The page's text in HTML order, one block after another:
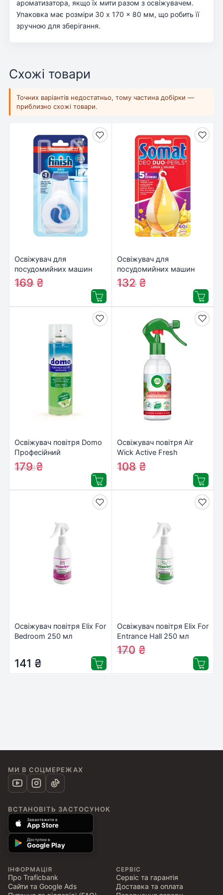
ароматизатора, якщо їх мити разом з освіжувачем.
Упаковка має розміри 30 x 170 x 80 мм, що робить її
зручною для зберігання.
Схожі товари
Точних варіантів недостатньо, тому частина добірки —
приблизно схожі товари.
Освіжувач для
посудомийних машин
Finish Аромат свіжості
(8690570520491)
184₴
169₴
Освіжувач для
посудомийних машин
Somat Deo Duo-Pearls
Lemon & Orange
147₴
132₴
Освіжувач повітря Domo
Професійний
нейтралізатор запахів З
ароматом лайму 500 мл
206₴
179₴
Освіжувач повітря Air
Wick Active Fresh
Освіжаюча малина та
лайм 237 мл
120₴
108₴
Освіжувач повітря Elix For
Bedroom 250 мл
141 ₴
Освіжувач повітря Elix For
Entrance Hall 250 мл
(5902315537163)
181₴
170 ₴
МИ В СОЦМЕРЕЖАХ
ВСТАНОВІТЬ ЗАСТОСУНОК
Завантажити в
App Store
Доступно в
Google Play
ІНФОРМАЦІЯ
Про Traficbank
Сайти та Google Ads
СЕРВІС
Сервіс та гарантія
Доставка та оплата